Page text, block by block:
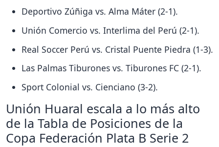
Deportivo Zúñiga vs. Alma Máter (2-1).
Unión Comercio vs. Interlima del Perú (2-1).
Real Soccer Perú vs. Cristal Puente Piedra (1-3).
Las Palmas Tiburones vs. Tiburones FC (2-1).
Sport Colonial vs. Cienciano (3-2).
Unión Huaral escala a lo más alto
de la Tabla de Posiciones de la
Copa Federación Plata B Serie 2